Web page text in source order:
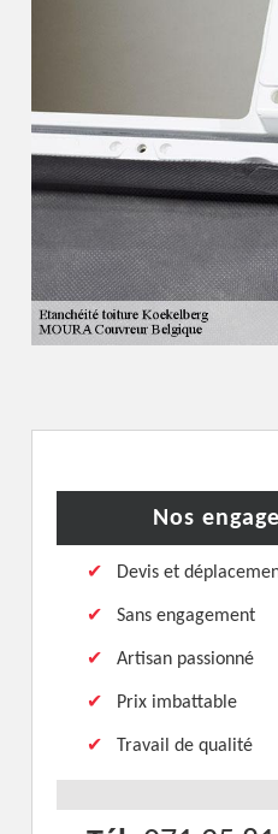
Nos
Devis et
Sans engagement
Artisan passionné
Prix imbattable
Travail de qualité